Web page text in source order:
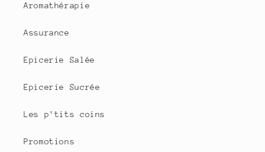
Aromathérapie
Assurance
Epicerie Salée
Epicerie Sucrée
Les p'tits coins
Promotions